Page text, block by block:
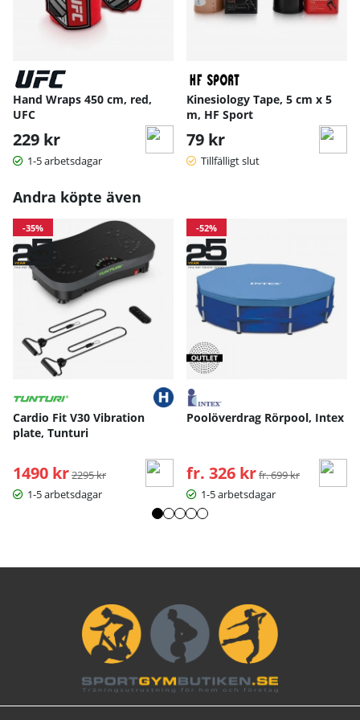
Hand Wraps 450 cm, red,
UFC
229 kr
1-5 arbetsdagar
Kinesiology Tape, 5 cm x 5
m, HF Sport
79 kr
Tillfälligt slut
Andra köpte även
-35%
Cardio Fit V30 Vibration
plate, Tunturi
1490 kr Ordinarie pris:
2295 kr
1-5 arbetsdagar
-52%
Poolöverdrag Rörpool, Intex
fr. 326 kr Ordinarie pris:
fr. 699 kr
1-5 arbetsdagar